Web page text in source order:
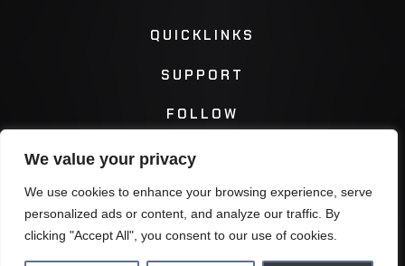
We value your privacy
We use cookies to enhance your browsing experience, serve
personalized ads or content, and analyze our traffic. By
clicking "Accept All", you consent to our use of cookies.
QUICKLINKS
SUPPORT
FOLLOW
Instagram